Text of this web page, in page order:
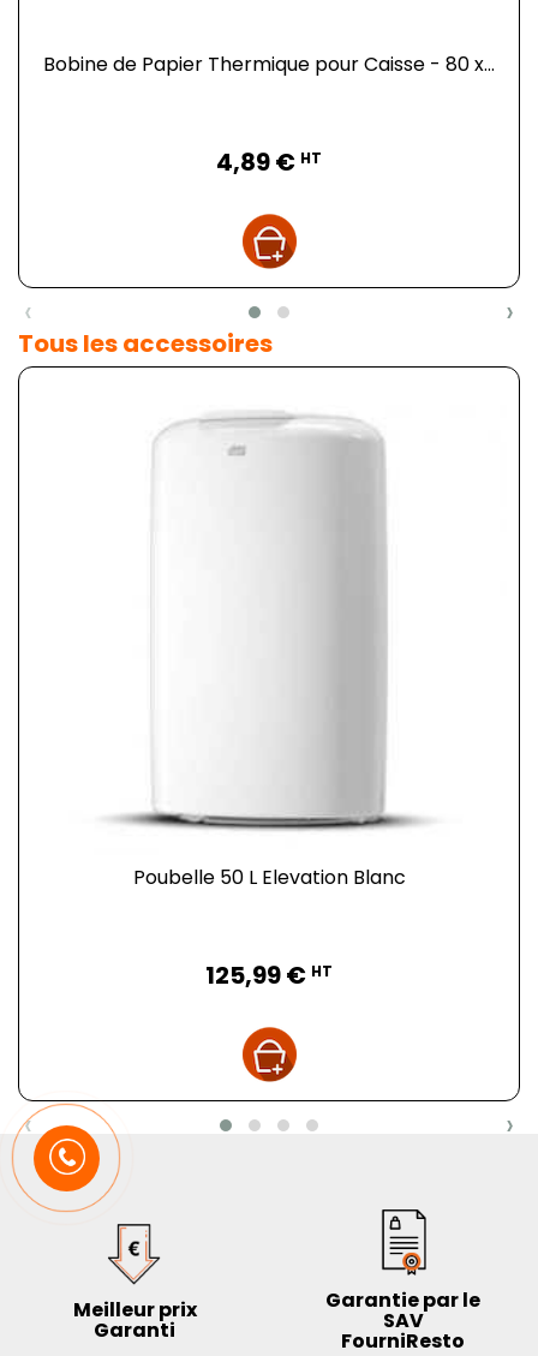
Bobine de Papier Thermique pour Caisse - 80 x...
4,89 € HT
‹ ›
Tous les accessoires
Poubelle 50 L Elevation Blanc
125,99 € HT
‹ ›
Meilleur prix
Garanti
Garantie par le
SAV
FourniResto